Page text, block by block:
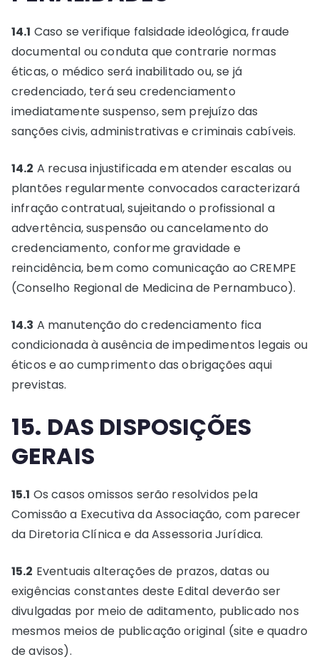
14.1 Caso se verifique falsidade ideológica, fraude
documental ou conduta que contrarie normas
éticas, o médico será inabilitado ou, se já
credenciado, terá seu credenciamento
imediatamente suspenso, sem prejuízo das
sanções civis, administrativas e criminais cabíveis.
14.2 A recusa injustificada em atender escalas ou
plantões regularmente convocados caracterizará
infração contratual, sujeitando o profissional a
advertência, suspensão ou cancelamento do
credenciamento, conforme gravidade e
reincidência, bem como comunicação ao CREMPE
(Conselho Regional de Medicina de Pernambuco).
14.3 A manutenção do credenciamento fica
condicionada à ausência de impedimentos legais ou
éticos e ao cumprimento das obrigações aqui
previstas.
15. DAS DISPOSIÇÕES
GERAIS
15.1 Os casos omissos serão resolvidos pela
Comissão a Executiva da Associação, com parecer
da Diretoria Clínica e da Assessoria Jurídica.
15.2 Eventuais alterações de prazos, datas ou
exigências constantes deste Edital deverão ser
divulgadas por meio de aditamento, publicado nos
mesmos meios de publicação original (site e quadro
de avisos).